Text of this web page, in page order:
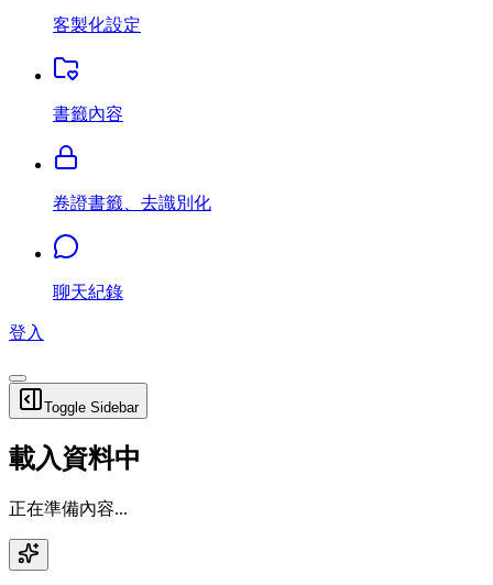
客製化設定
書籤內容
卷證書籤、去識別化
聊天紀錄
登入
Toggle Sidebar
載入資料中
正在準備內容...